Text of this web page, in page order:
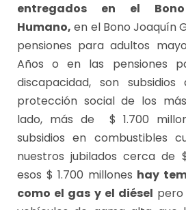
entregados en el
Humano, en el Bono Joaquín
pensiones para adultos
Años o en las pensiones
discapacidad, son
protección social de los
lado, más de $ 1.700
subsidios en combustibles
nuestros jubilados cerca de
esos $ 1.700 millones hay
como el gas y el diésel pero